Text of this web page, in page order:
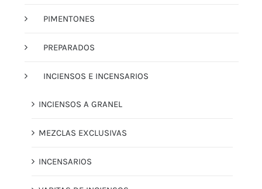
PIMENTONES
PREPARADOS
INCIENSOS E INCENSARIOS
INCIENSOS A GRANEL
MEZCLAS EXCLUSIVAS
INCENSARIOS